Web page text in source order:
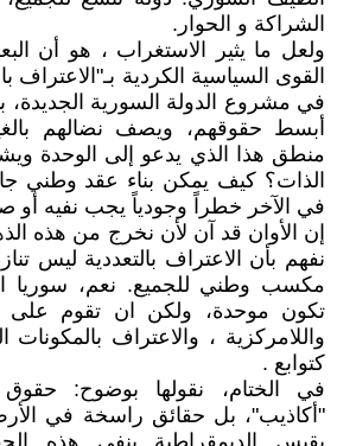
الشراكة و الحوار.
ولعل ما يثير الاستغراب ، هو أن
القوى السياسية الكردية بـ"الاعتراف
في مشروع الدولة السورية الجديدة،
أبسط حقوقهم، ويصف نضالهم
منطق هذا الذي يدعو إلى الوحدة
الذات؟ كيف يمكن بناء عقد
في الآخر خطراً وجودياً يجب نفيه أو
إن الأوان قد آن لأن نخرج من هذه
نفهم بأن الاعتراف بالتعددية ليس
مكسب وطني للجميع. نعم، سوريا
تكون موحدة، ولكن ان تقوم على
واللامركزية ، والاعتراف بالمكونات
كتوابع .
في الختام، نقولها بوضوح:
"أكاذيب"، بل حقائق راسخة في